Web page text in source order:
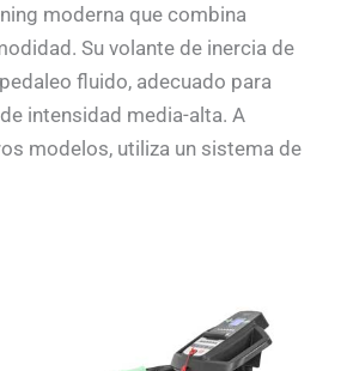
moderna que combina
Su volante de inercia de
fluido, adecuado para
intensidad media-alta. A
modelos, utiliza un sistema de